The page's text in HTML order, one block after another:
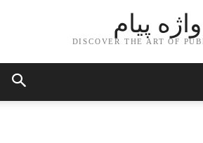
واژه پیام
DISCOVER THE ART OF